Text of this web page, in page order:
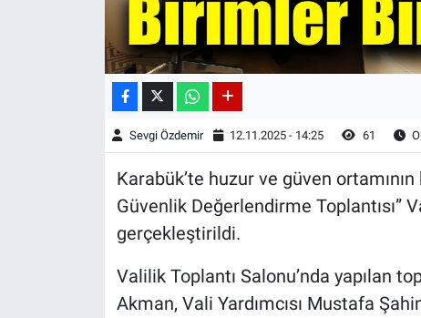
Sevgi Özdemir 12.11.2025 - 14:25 61
Karabük’te huzur ve güven
Güvenlik Değerlendirme Toplantısı”
gerçekleştirildi.
Valilik Toplantı Salonu’nda yapılan
Akman, Vali Yardımcısı Mustafa